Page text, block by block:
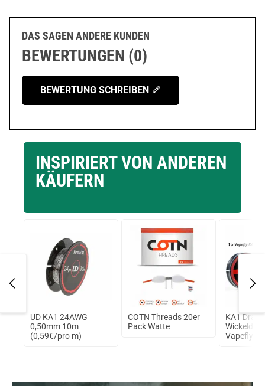
DAS SAGEN ANDERE KUNDEN
BEWERTUNGEN (0)
BEWERTUNG SCHREIBEN
INSPIRIERT VON ANDEREN
KÄUFERN
UD KA1 24AWG
0,50mm 10m
(0,59€/pro m)
COTN Threads 20er
Pack Watte
KA1
Vapefly